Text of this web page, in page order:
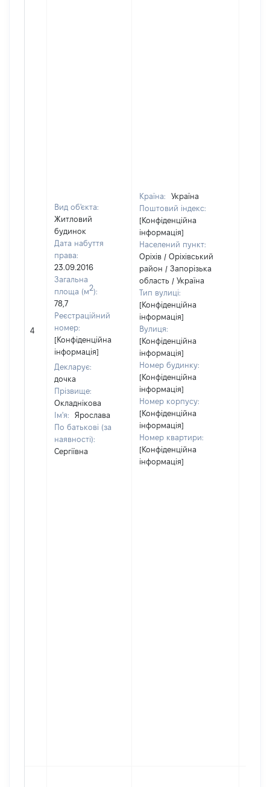
4
Вид об'єкта:
Житловий
будинок
Дата набуття
права:
23.09.2016
Загальна
площа (м2):
78,7
Реєстраційний
номер:
[Конфіденційна
інформація]
Декларує:
дочка
Прізвище:
Окладнікова
Ім'я:
Ярослава
По батькові (за
наявності):
Сергіївна
Країна:
Україна
Поштовий індекс:
[Конфіденційна
інформація]
Населений пункт:
Оріхів / Оріхівський
район / Запорізька
область / Україна
Тип вулиці:
[Конфіденційна
інформація]
Вулиця:
[Конфіденційна
інформація]
Номер будинку:
[Конфіденційна
інформація]
Номер корпусу:
[Конфіденційна
інформація]
Номер квартири:
[Конфіденційна
інформація]